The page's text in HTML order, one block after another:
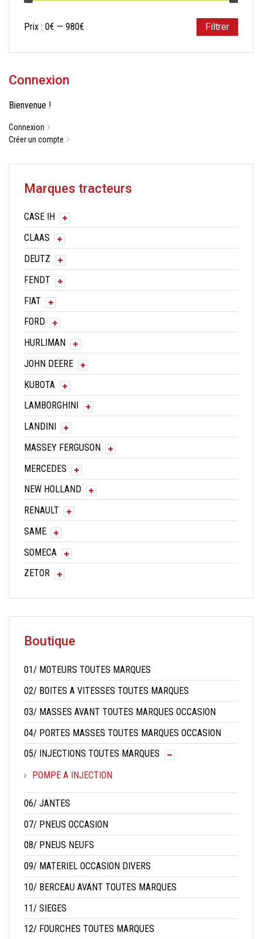
Prix
Prix
Filtrer
Prix : 0€ — 980€
Connexion
Bienvenue !
Connexion
Créer un compte
Marques tracteurs
CASE IH
CLAAS
DEUTZ
FENDT
FIAT
FORD
HURLIMAN
JOHN DEERE
KUBOTA
LAMBORGHINI
LANDINI
MASSEY FERGUSON
MERCEDES
NEW HOLLAND
RENAULT
SAME
SOMECA
ZETOR
Boutique
01/ MOTEURS TOUTES MARQUES
02/ BOITES A VITESSES TOUTES MARQUES
03/ MASSES AVANT TOUTES MARQUES OCCASION
04/ PORTES MASSES TOUTES MARQUES OCCASION
05/ INJECTIONS TOUTES MARQUES
POMPE A INJECTION
06/ JANTES
07/ PNEUS OCCASION
08/ PNEUS NEUFS
09/ MATERIEL OCCASION DIVERS
10/ BERCEAU AVANT TOUTES MARQUES
11/ SIEGES
12/ FOURCHES TOUTES MARQUES